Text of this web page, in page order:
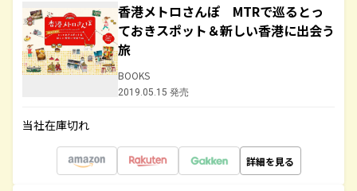
香港メトロさんぽ MTRで巡るとっ
ておきスポット＆新しい香港に出会う
旅
BOOKS
2019.05.15 発売
当社在庫切れ
詳細を見る